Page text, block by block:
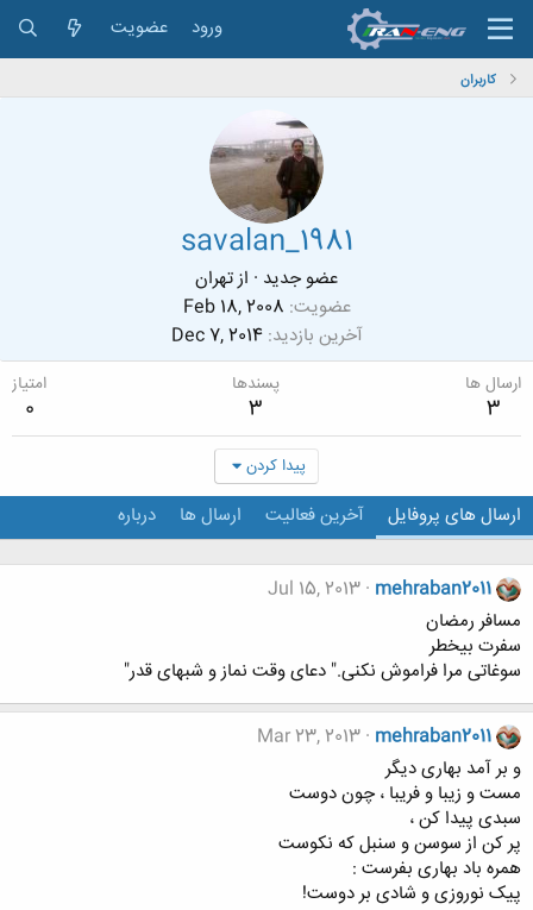
ورود عضویت
کاربران
savalan_1981
عضو جدید · ازتهران
عضویت Feb 18, 2008
آخرین بازدید Dec 7, 2014
ارسال ها
3
پسندها
3
امتیاز
0
پیدا کردن
ارسال های پروفایل آخرین فعالیت ارسال ها درباره
mehraban2011
Jul 15, 2013
مسافر رمضان
سفرت بیخطر
سوغاتی مرا فراموش نکنی." دعای وقت نماز و شبهای قدر"
mehraban2011
Mar 23, 2013
و بر آمد بهاری دیگر
مست و زیبا و فریبا ، چون دوست
سبدی پیدا کن ،
پر کن از سوسن و سنبل که نکوست
همره باد بهاری بفرست :
پیک نوروزی و شادی بر دوست!